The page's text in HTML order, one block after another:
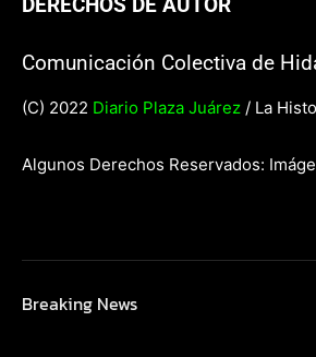
Comunicación Colectiva de
(C) 2022 Diario Plaza Juárez / La
Algunos Derechos Reservados:
Breaking News